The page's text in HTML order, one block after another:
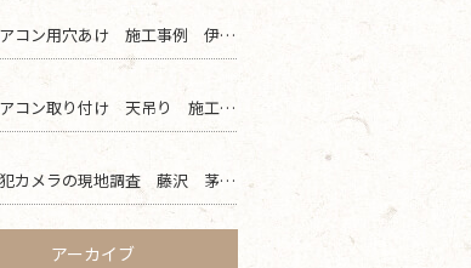
エアコン用穴あけ 施工事例 伊勢原 秦野 平塚 二宮 エリア
エアコン取り付け 天吊り 施工事例 海老名 厚木 大和 綾瀬 エリア
防犯カメラの現地調査 藤沢 茅ヶ崎 平塚 寒川 エリア
アーカイブ